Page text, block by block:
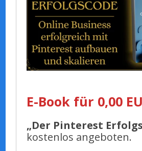
E-Book für 0,00
„Der Pinterest
kostenlos angeboten.